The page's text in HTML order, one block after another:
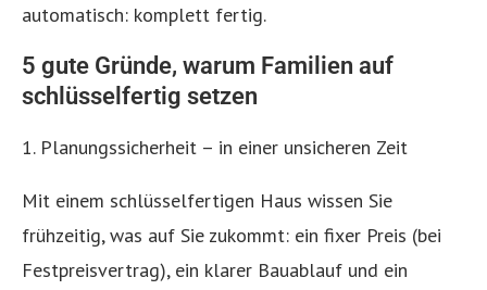
automatisch: komplett fertig.
5 gute Gründe, warum Familien auf
schlüsselfertig setzen
1. Planungssicherheit – in einer unsicheren Zeit
Mit einem schlüsselfertigen Haus wissen Sie
frühzeitig, was auf Sie zukommt: ein fixer Preis (bei
Festpreisvertrag), ein klarer Bauablauf und ein